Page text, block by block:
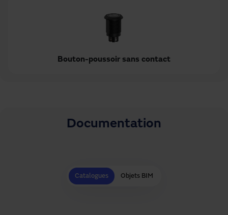
Bouton-poussoir sans contact
Documentation
Catalogues Objets BIM